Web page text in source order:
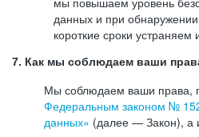
данных и при
короткие сроки устраняем
7. Как мы соблюдаем ваши
Мы соблюдаем ваши права,
Федеральным законом №
данных» (далее — Закон), а